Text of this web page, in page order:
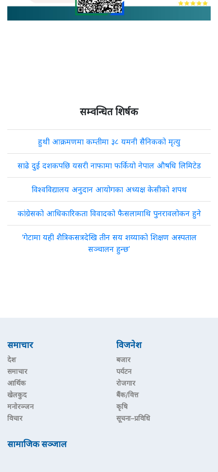
सम्वन्धित शिर्षक
हुथी आक्रमणमा कम्तीमा ३८ यमनी सैनिकको मृत्यु
साढे दुई दशकपछि यसरी नाफामा फर्कियो नेपाल औषधि लिमिटेड
विश्वविद्यालय अनुदान आयोगका अध्यक्ष केसीको शपथ
कांग्रेसको आधिकारिकता विवादको फैसलामाथि पुनरावलोकन हुने
‘गेटामा यही शैत्रिकसत्रदेखि तीन सय शय्याको शिक्षण अस्पताल
सञ्चालन हुन्छ’
समाचार
देश
समाचार
आर्थिक
खेलकुद
मनोरञ्जन
विचार
विजनेश
बजार
पर्यटन
रोजगार
बैंक/वित्त
कृषि
सूचना–प्रविधि
सामाजिक सञ्जाल